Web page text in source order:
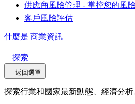
供應商風險管理 - 掌控您的風
客戶風險評估
什麼是 商業資訊
探索
返回選單
探索行業和國家最新動態、經濟分